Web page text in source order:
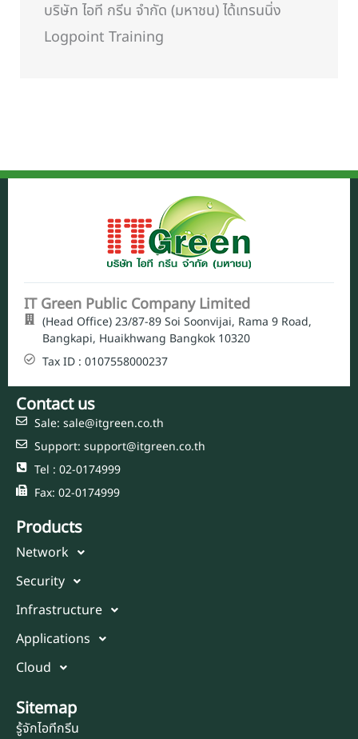
บริษัท ไอที กรีน จำกัด (มหาชน) ได้เทรนนิ่ง
Logpoint Training
IT Green Public Company Limited
(Head Office) 23/87-89 Soi Soonvijai, Rama 9 Road,
Bangkapi, Huaikhwang Bangkok 10320
Tax ID : 0107558000237
Contact us
Sale: sale@itgreen.co.th
Support: support@itgreen.co.th
Tel : 02-0174999
Fax: 02-0174999
Products
Network
Security
Infrastructure
Applications
Cloud
Sitemap
รู้จักไอทีกรีน